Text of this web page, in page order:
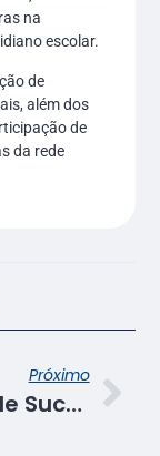
na
escolar.
de
além dos
de
da rede
Próximo
Casos de Sucesso: Egresso do Senac é contratado por churrascaria